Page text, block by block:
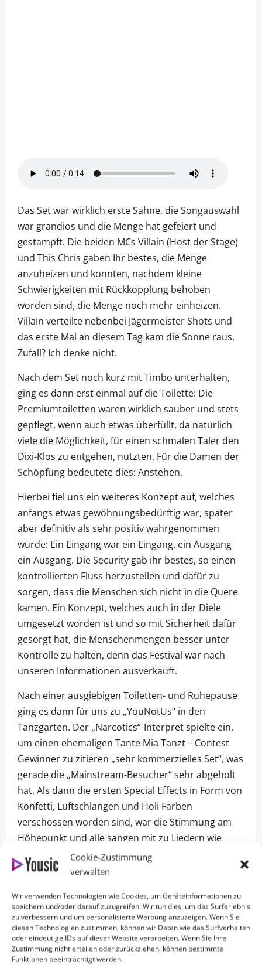
Cookie-Zustimmung
verwalten
Wir verwenden Technologien wie Cookies, um Geräteinformationen zu
speichern und/oder darauf zuzugreifen. Wir tun dies, um das Surferlebnis
zu verbessern und um personalisierte Werbung anzuzeigen. Wenn Sie
diesen Technologien zustimmen, können wir Daten wie das Surfverhalten
oder eindeutige IDs auf dieser Website verarbeiten. Wenn Sie Ihre
Zustimmung nicht erteilen oder zurückziehen, können bestimmte
Funktionen beeinträchtigt werden.
Das Set war wirklich erste Sahne, die Songauswahl
war grandios und die Menge hat gefeiert und
gestampft. Die beiden MCs Villain (Host der Stage)
und This Chris gaben Ihr bestes, die Menge
anzuheizen und konnten, nachdem kleine
Schwierigkeiten mit Rückkopplung behoben
worden sind, die Menge noch mehr einheizen.
Villain verteilte nebenbei Jägermeister Shots und
das erste Mal an diesem Tag kam die Sonne raus.
Zufall? Ich denke nicht.
Nach dem Set noch kurz mit Timbo unterhalten,
ging es dann erst einmal auf die Toilette: Die
Premiumtoiletten waren wirklich sauber und stets
gepflegt, wenn auch etwas überfüllt, da natürlich
viele die Möglichkeit, für einen schmalen Taler den
Dixi-Klos zu entgehen, nutzten. Für die Damen der
Schöpfung bedeutete dies: Anstehen.
Hierbei fiel uns ein weiteres Konzept auf, welches
anfangs etwas gewöhnungsbedürftig war, später
aber definitiv als sehr positiv wahrgenommen
wurde: Ein Eingang war ein Eingang, ein Ausgang
ein Ausgang. Die Security gab ihr bestes, so einen
kontrollierten Fluss herzustellen und dafür zu
sorgen, dass die Menschen sich nicht in die Quere
kamen. Ein Konzept, welches auch in der Diele
umgesetzt worden ist und so mit Sicherheit dafür
gesorgt hat, die Menschenmengen besser unter
Kontrolle zu halten, denn das Festival war nach
unseren Informationen ausverkauft.
Nach einer ausgiebigen Toiletten- und Ruhepause
ging es dann für uns zu „YouNotUs“ in den
Tanzgarten. Der „Narcotics“-Interpret spielte ein,
um einen ehemaligen Tante Mia Tanzt – Contest
Gewinner zu zitieren „sehr kommerzielles Set“, was
gerade die „Mainstream-Besucher“ sehr abgeholt
hat. Als dann die ersten Special Effects in Form von
Konfetti, Luftschlangen und Holi Farben
verschossen worden sind, war die Stimmung am
Höhepunkt und alle sangen mit zu Liedern wie
„Supergirl“ oder eben „Narcotics“.
Nach YouNotUs war es dann soweit: Die Bühne
wurde kurz umgebaut, die Fläche vor der
Mainstage füllte sich und das Intro lief – Cascada
war an der Reihe. 45 Minuten Hits, Nostalgie und
Gänsehaut bei Hits wie „Everytime We Touch“,
„Evacuate The Dancefloor“ oder der Zugabe in